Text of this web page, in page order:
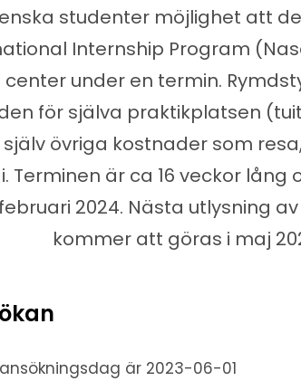
studenter möjlighet att
Internship Program
center under en termin.
för själva praktikplatsen
övriga kostnader som
Terminen är ca 16 veckor lång
2024. Nästa utlysning
kommer att göras i maj
är 2023-06-01